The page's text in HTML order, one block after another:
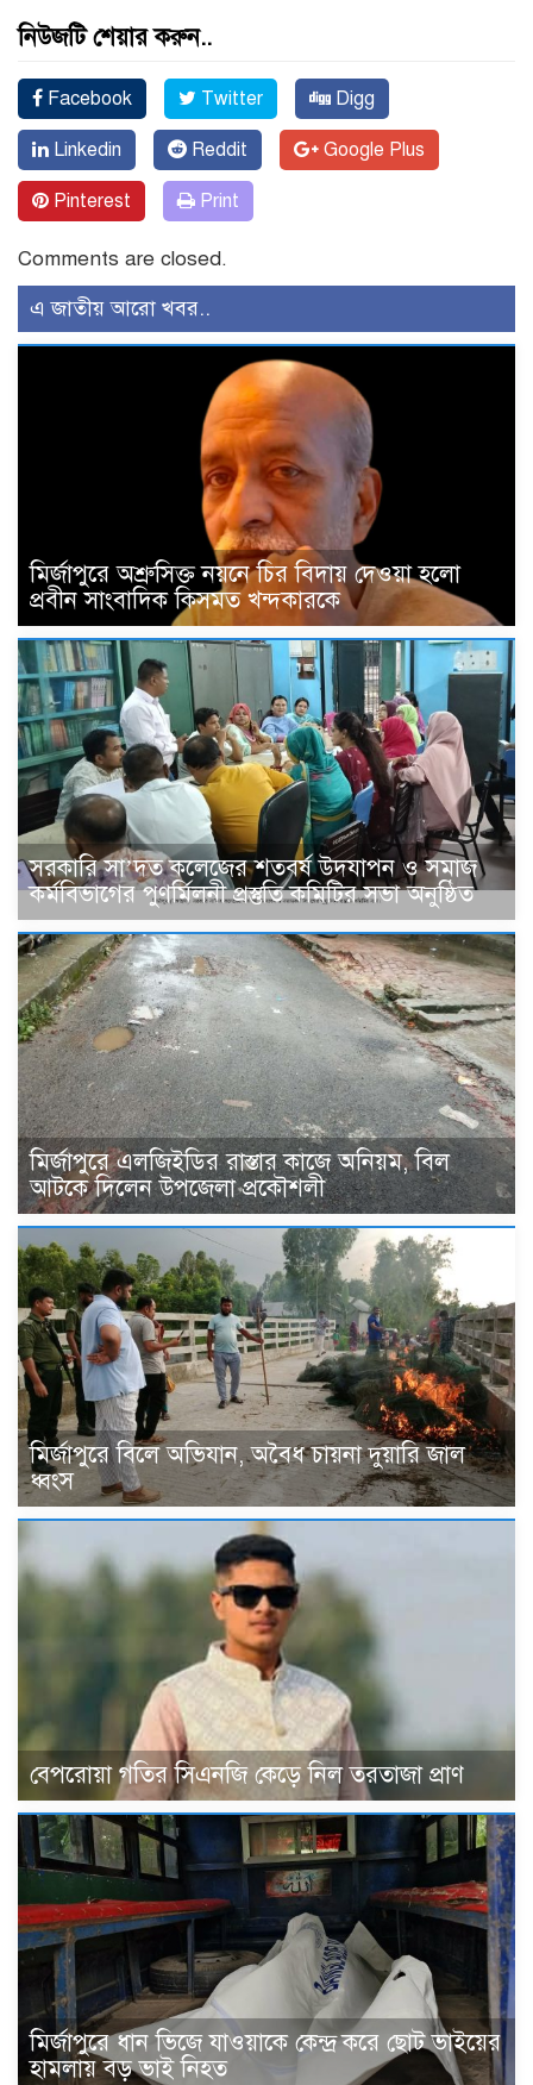
নিউজটি শেয়ার করুন..
Facebook Twitter Digg
Linkedin Reddit Google Plus
Pinterest Print
Comments are closed.
এ জাতীয় আরো খবর..
মির্জাপুরে অশ্রুসিক্ত নয়নে চির বিদায় দেওয়া হলো
প্রবীন সাংবাদিক কিসমত খন্দকারকে
সরকারি সা’দত কলেজের শতবর্ষ উদযাপন ও সমাজ
কর্মবিভাগের পুণর্মিলনী প্রস্তুতি কমিটির সভা অনুষ্ঠিত
মির্জাপুরে এলজিইডির রাস্তার কাজে অনিয়ম, বিল
আটকে দিলেন উপজেলা প্রকৌশলী
মির্জাপুরে বিলে অভিযান, অবৈধ চায়না দুয়ারি জাল
ধ্বংস
বেপরোয়া গতির সিএনজি কেড়ে নিল তরতাজা প্রাণ
মির্জাপুরে ধান ভিজে যাওয়াকে কেন্দ্র করে ছোট ভাইয়ের
হামলায় বড় ভাই নিহত